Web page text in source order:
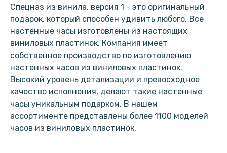
Спецназ из винила, версия 1 - это оригинальный
подарок, который способен удивить любого. Все
настенные часы изготовлены из настоящих
виниловых пластинок. Компания имеет
собственное производство по изготовлению
настенных часов из виниловых пластинок.
Высокий уровень детализации и превосходное
качество исполнения, делают такие настенные
часы уникальным подарком. В нашем
ассортименте представлены более 1100 моделей
часов из виниловых пластинок.